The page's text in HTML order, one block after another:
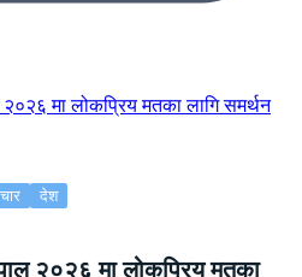
देश
२०२६ मा लोकप्रिय मतका